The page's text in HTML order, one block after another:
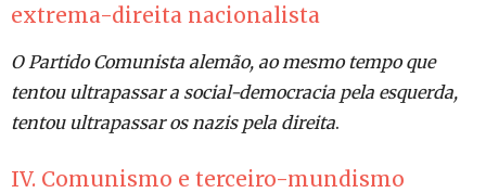
extrema-direita nacionalista
O Partido Comunista alemão, ao mesmo tempo que
tentou ultrapassar a social-democracia pela esquerda,
tentou ultrapassar os nazis pela direita.
IV. Comunismo e terceiro-mundismo